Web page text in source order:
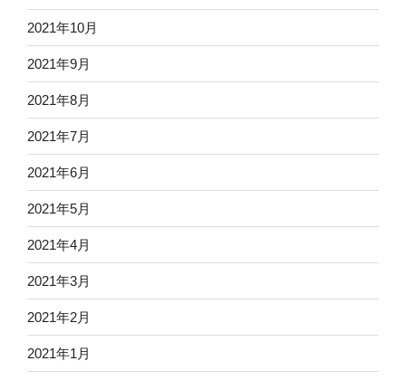
2021年10月
2021年9月
2021年8月
2021年7月
2021年6月
2021年5月
2021年4月
2021年3月
2021年2月
2021年1月